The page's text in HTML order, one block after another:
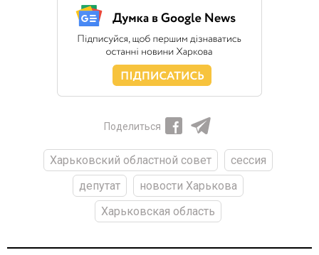
Поделиться
Харьковский областной совет
сессия
депутат
новости Харькова
Харьковская область